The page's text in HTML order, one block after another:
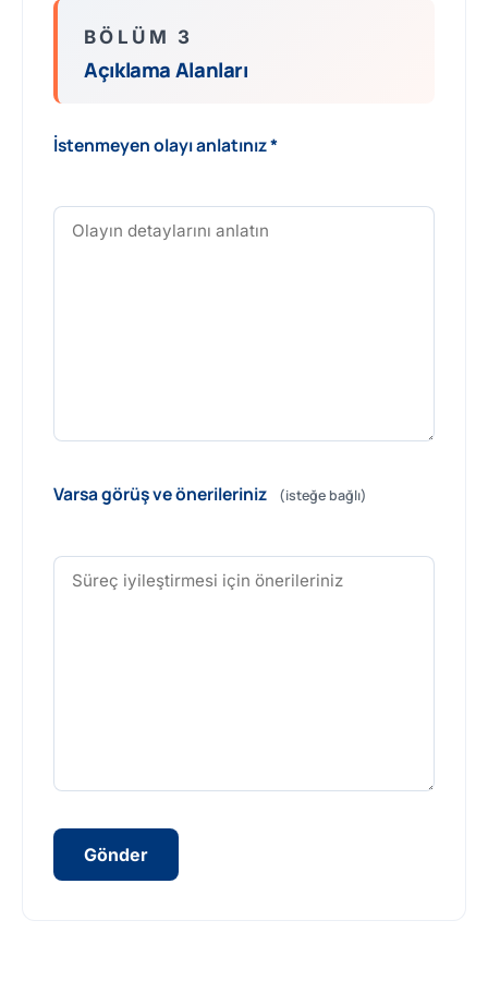
BÖLÜM 3
Açıklama Alanları
İstenmeyen olayı anlatınız *
Varsa görüş ve önerileriniz (isteğe bağlı)